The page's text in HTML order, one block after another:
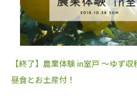
【終了】農業体験 in室戸 ～ゆず
昼食とお土産付！